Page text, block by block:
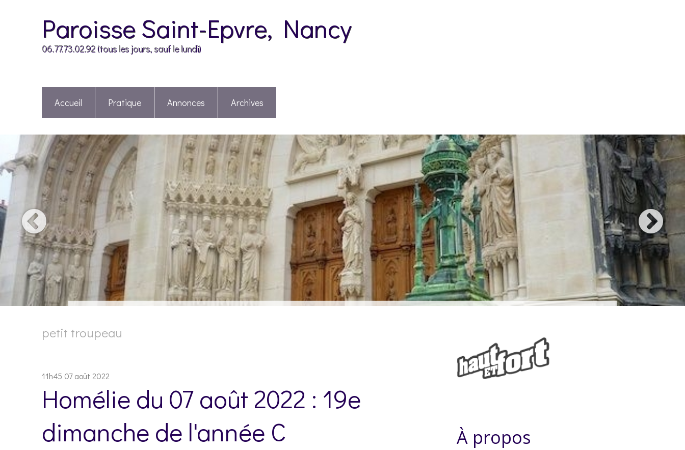
Paroisse Saint-Epvre, Nancy
06.77.73.02.92 (tous les jours, sauf le lundi)
Accueil Pratique Annonces Archives
petit troupeau
11h45 07 août 2022
Homélie du 07 août 2022 : 19e
dimanche de l'année C
À propos